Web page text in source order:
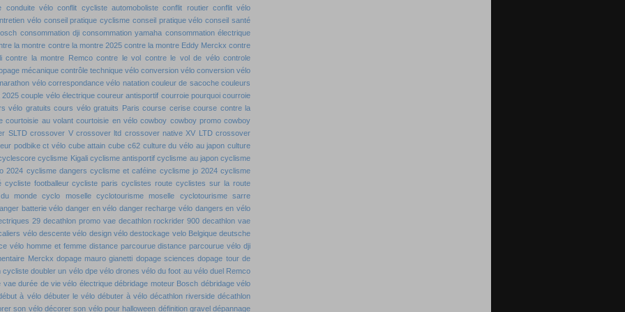
conduite vélo conflit cycliste automoboliste conflit routier conflit vélo
vélo conseil pratique cyclisme conseil pratique vélo conseil santé
consommation dji consommation yamaha consommation électrique
la montre contre la montre 2025 contre la montre Eddy Merckx contre
contre la montre Remco contre le vol contre le vol de vélo controle
mécanique contrôle technique vélo conversion vélo conversion vélo
vélo correspondance vélo natation couleur de sacoche couleurs
2025 couple vélo électrique coureur antisportif courroie pourquoi courroie
vélo gratuits cours vélo gratuits Paris course cerise course contre la
courtoisie au volant courtoisie en vélo cowboy cowboy promo cowboy
SLTD crossover V crossover ltd crossover native XV LTD crossover
podbike ct vélo cube attain cube c62 culture du vélo au japon culture
cyclisme Kigali cyclisme antisportif cyclisme au japon cyclisme
2024 cyclisme dangers cyclisme et caféine cyclisme jo 2024 cyclisme
cycliste footballeur cycliste paris cyclistes route cyclistes sur la route
monde cyclo moselle cyclotourisme moselle
cyclotourisme sarre
batterie vélo danger en vélo danger recharge vélo dangers en vélo
29 decathlon promo vae decathlon rockrider 900 decathlon vae
vélo descente vélo design vélo destockage velo Belgique deutsche
vélo homme et femme distance parcourue distance parcourue vélo dji
Merckx dopage mauro gianetti dopage sciences dopage tour de
cycliste doubler un vélo dpe vélo drones vélo du foot au vélo duel Remco
vae durée de vie vélo électrique débridage moteur Bosch débridage vélo
à vélo débuter le vélo débuter à vélo décathlon riverside décathlon
son vélo décorer son vélo pour halloween définition gravel dépannage